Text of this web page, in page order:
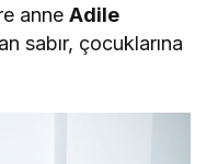
anneAdile
sabır, çocuklarına